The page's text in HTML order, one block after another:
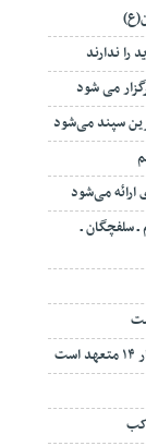
ندارند
می شود
سپند می‌شود
ـ سلفچگان ـ